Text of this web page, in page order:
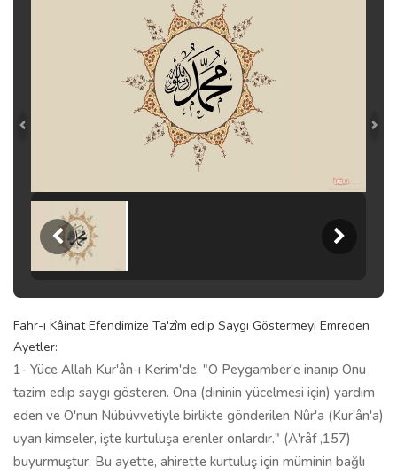
Fahr-ı Kâinat Efendimize Ta'zîm edip Saygı Göstermeyi Emreden
Ayetler:
1- Yüce Allah Kur'ân-ı Kerim'de, "O Peygamber'e inanıp Onu
tazim edip saygı gösteren. Ona (dininin yücelmesi için) yardım
eden ve O'nun Nübüvvetiyle birlikte gönderilen Nûr'a (Kur'ân'a)
uyan kimseler, işte kurtuluşa erenler onlardır." (A'râf ,157)
buyurmuştur. Bu ayette, ahirette kurtuluş için müminin bağlı